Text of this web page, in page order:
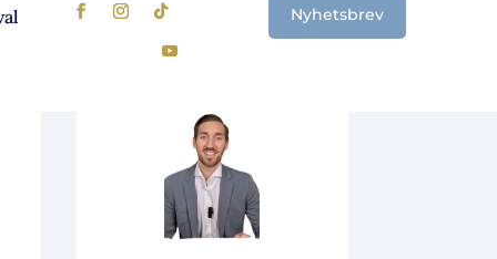
som visar när det är dags att se över sparandet
Nyhetsbrev